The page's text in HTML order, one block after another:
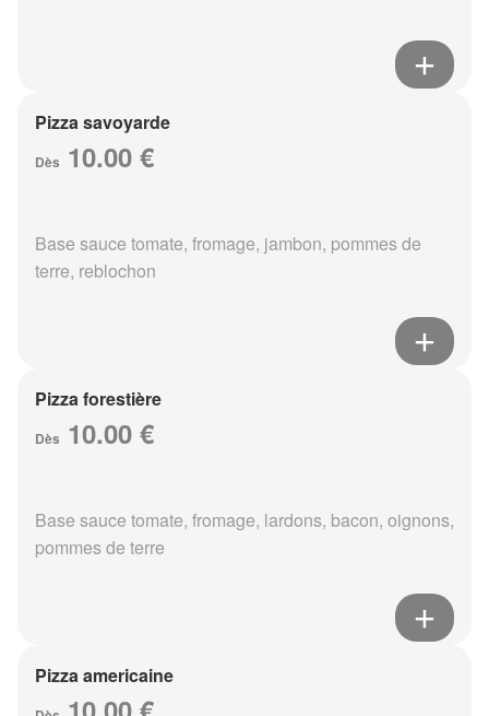
Pizza savoyarde
Dès 10.00 €
Base sauce tomate, fromage, jambon, pommes de
terre, reblochon
Pizza forestière
Dès 10.00 €
Base sauce tomate, fromage, lardons, bacon, oignons,
pommes de terre
Pizza americaine